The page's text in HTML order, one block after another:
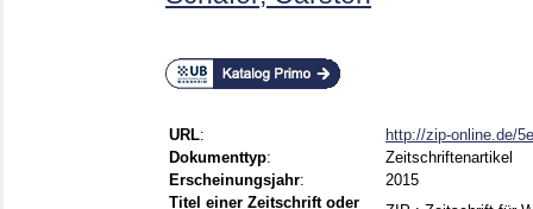
URL:
http://zip-online.de/
Dokumenttyp:
Zeitschriftenartikel
Erscheinungsjahr:
2015
Titel einer Zeitschrift oder